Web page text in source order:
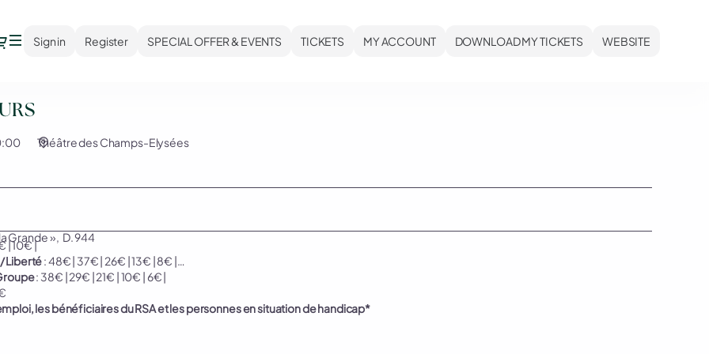
Dialog
Sign in Register SPECIAL OFFER & EVENTS TICKETS MY ACCOUNT DOWNLOAD MY TICKETS WEBSITE
Théâtre des Champs-Elysées
Grande », D. 944
| 10€ |
Liberté: 48€ | 37€ | 26€ | 13€ | 8€ |
: 38€ | 29€ | 21€ | 10€ | 6€ |
les bénéficiaires du RSA et les personnes en situation de handicap*